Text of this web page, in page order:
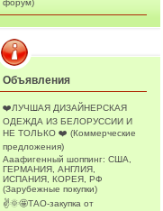
форум)
Объявления
❤️ЛУЧШАЯ ДИЗАЙНЕРСКАЯ
ОДЕЖДА ИЗ БЕЛОРУССИИ И
НЕ ТОЛЬКО ❤️ (Коммерческие
предложения)
Ааафигенный шоппинг: США,
ГЕРМАНИЯ, АНГЛИЯ,
ИСПАНИЯ, КОРЕЯ, РФ
(Зарубежные покупки)
✌️🌞🤩ТАО-закупка от